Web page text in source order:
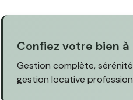
Confiez votre bien
Gestion complète,
gestion locative